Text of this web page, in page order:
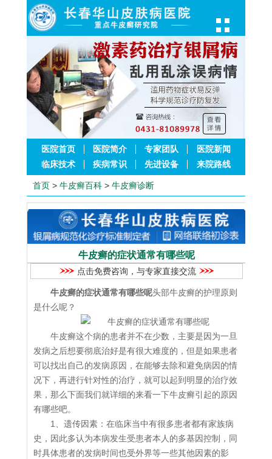
医院首页 医院简介 专家团队
医院新闻
临床技术
疾病常识 先进设备 来院路线
首页 > 牛皮癣百科 > 牛皮癣诊断
牛皮癣的症状通常有哪些呢
点击免费咨询，与专家直接交流
牛皮癣的症状通常有哪些呢头部牛皮癣的护理原则
是什么呢？
牛皮癣这个病的患者并不在少数，主要是因为一旦
发病之后想要彻底治好是有很大难度的，但是如果患者
可以找出自己的发病原因，在能够去除和避免病因的情
况下，再进行针对性的治疗，就可以起到明显的治疗效
果，那么下面我们就详细的来看一下牛皮癣引起的原因
有哪些吧。
1、遗传因素：在临床当中有很多患者都有家族病
史，因此多认为本病发生受患者本人的多基因控制，同
时具体患者的发病时间也受外界等一些其他因素的影